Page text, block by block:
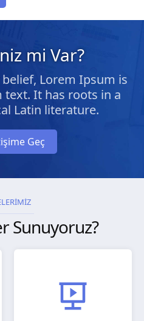
mi Var?
Lorem Ipsum is
It has roots in a
Latin literature.
Geç
Sunuyoruz?